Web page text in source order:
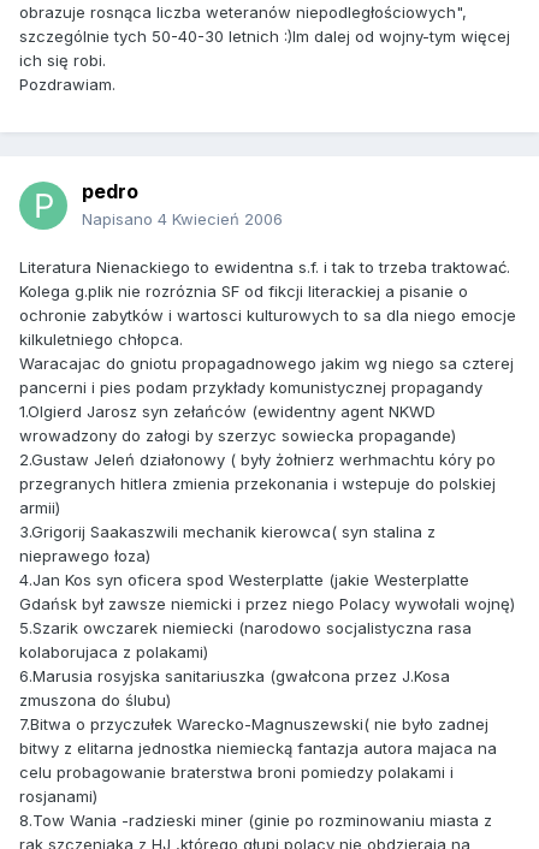
obrazuje rosnąca liczba weteranów niepodległościowych",
szczególnie tych 50-40-30 letnich :)Im dalej od wojny-tym więcej
ich się robi.
Pozdrawiam.
pedro
Napisano 4 Kwiecień 2006
Literatura Nienackiego to ewidentna s.f. i tak to trzeba traktować.
Kolega g.plik nie rozróznia SF od fikcji literackiej a pisanie o
ochronie zabytków i wartosci kulturowych to sa dla niego emocje
kilkuletniego chłopca.
Waracajac do gniotu propagadnowego jakim wg niego sa czterej
pancerni i pies podam przykłady komunistycznej propagandy
1.Olgierd Jarosz syn zełańców (ewidentny agent NKWD
wrowadzony do załogi by szerzyc sowiecka propagande)
2.Gustaw Jeleń działonowy ( były żołnierz werhmachtu kóry po
przegranych hitlera zmienia przekonania i wstepuje do polskiej
armii)
3.Grigorij Saakaszwili mechanik kierowca( syn stalina z
nieprawego łoza)
4.Jan Kos syn oficera spod Westerplatte (jakie Westerplatte
Gdańsk był zawsze niemicki i przez niego Polacy wywołali wojnę)
5.Szarik owczarek niemiecki (narodowo socjalistyczna rasa
kolaborujaca z polakami)
6.Marusia rosyjska sanitariuszka (gwałcona przez J.Kosa
zmuszona do ślubu)
7.Bitwa o przyczułek Warecko-Magnuszewski( nie było zadnej
bitwy z elitarna jednostka niemiecką fantazja autora majaca na
celu probagowanie braterstwa broni pomiedzy polakami i
rosjanami)
8.Tow Wania -radzieski miner (ginie po rozminowaniu miasta z
rak szczeniaka z HJ ,którego głupi polacy nie obdzieraja na